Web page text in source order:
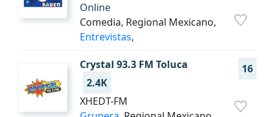
Online
Comedia, Regional Mexicano,
Entrevistas,
Crystal 93.3 FM Toluca
16
2.4K
XHEDT-FM